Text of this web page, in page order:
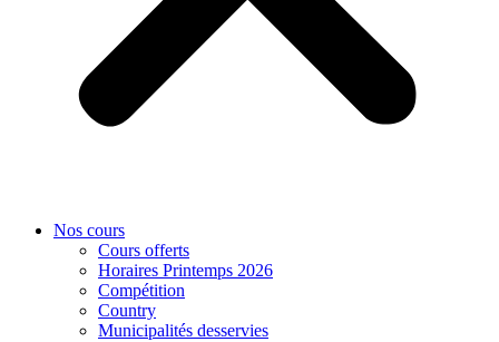
Nos cours
Cours offerts
Horaires Printemps 2026
Compétition
Country
Municipalités desservies